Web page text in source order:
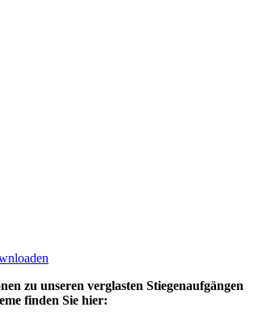
zu unseren verglasten Stiegenaufgängen
finden Sie hier: